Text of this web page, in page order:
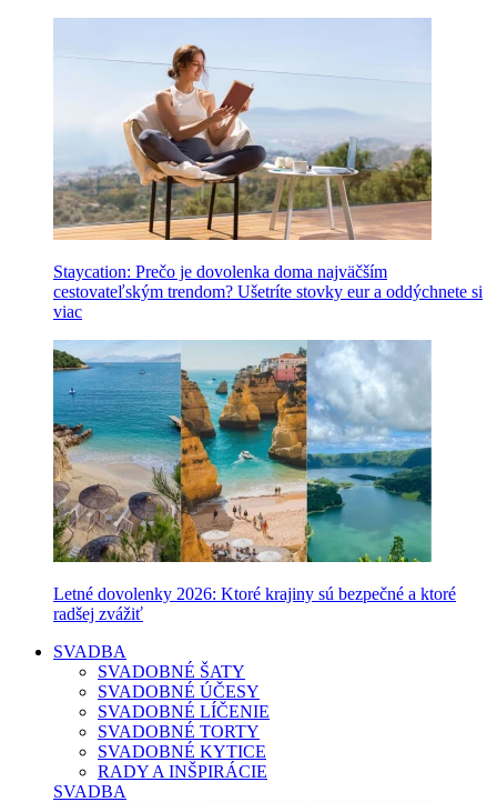
Staycation: Prečo je dovolenka doma najväčším
cestovateľským trendom? Ušetríte stovky eur a oddýchnete si
viac
Letné dovolenky 2026: Ktoré krajiny sú bezpečné a ktoré
radšej zvážiť
SVADBA
SVADOBNÉ ŠATY
SVADOBNÉ ÚČESY
SVADOBNÉ LÍČENIE
SVADOBNÉ TORTY
SVADOBNÉ KYTICE
RADY A INŠPIRÁCIE
SVADBA